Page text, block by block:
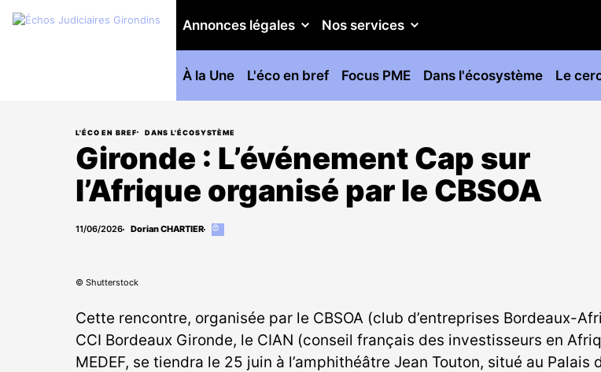
Annonces légales Nos services
À la Une L'éco en bref Focus PME Dans l'écosystème Le
L'ÉCO EN BREF DANS L'ÉCOSYSTÈME
Gironde : L’événement Cap sur
l’Afrique organisé par le CBSOA
11/06/2026 Dorian CHARTIER
Cet
© Shutterstock
Cette rencontre, organisée par le CBSOA (club d’entreprises Bordeaux-
CCI Bordeaux Gironde, le CIAN (conseil français des investisseurs en
MEDEF, se tiendra le 25 juin à l’amphithéâtre Jean Touton, situé au Palais